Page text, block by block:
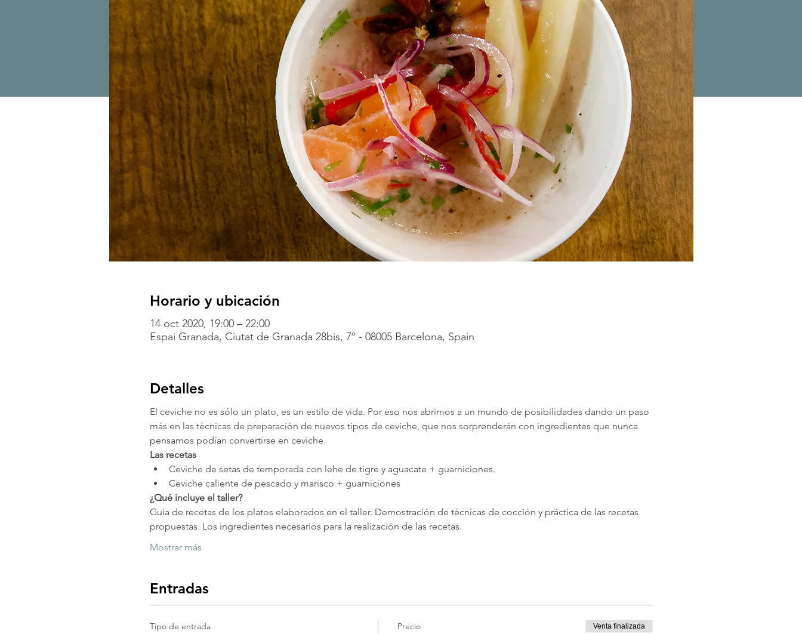
Horario y ubicación
14 oct 2020, 19:00 – 22:00
Espai Granada, Ciutat de Granada 28bis, 7º - 08005 Barcelona, Spain
Detalles
El ceviche no es sólo un plato, es un estilo de vida. Por eso nos abrimos a un mundo de posibilidades dando un paso
más en las técnicas de preparación de nuevos tipos de ceviche, que nos sorprenderán con ingredientes que nunca
pensamos podían convertirse en ceviche.
Las recetas
Ceviche de setas de temporada con lehe de tigre y aguacate + guarniciones.
Ceviche caliente de pescado y marisco + guarniciones
¿Qué incluye el taller?
Guía de recetas de los platos elaborados en el taller. Demostración de técnicas de cocción y práctica de las recetas
propuestas. Los ingredientes necesarios para la realización de las recetas.
Mostrar más
Entradas
Tipo de entrada Precio Venta finalizada